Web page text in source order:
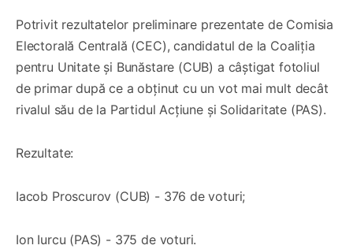
Potrivit rezultatelor preliminare prezentate de Comisia
Electorală Centrală (CEC), candidatul de la Coaliția
pentru Unitate și Bunăstare (CUB) a câștigat fotoliul
de primar după ce a obținut cu un vot mai mult decât
rivalul său de la Partidul Acțiune și Solidaritate (PAS).
Rezultate:
Iacob Proscurov (CUB) - 376 de voturi;
Ion Iurcu (PAS) - 375 de voturi.